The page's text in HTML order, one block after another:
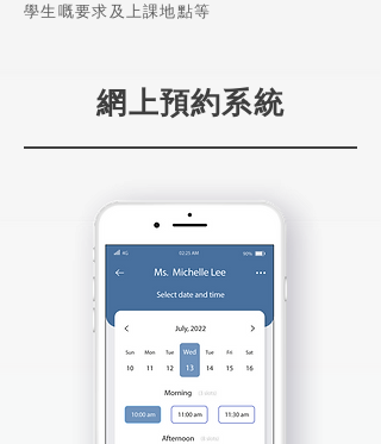
學生嘅要求及上課地點等
網上預約系統